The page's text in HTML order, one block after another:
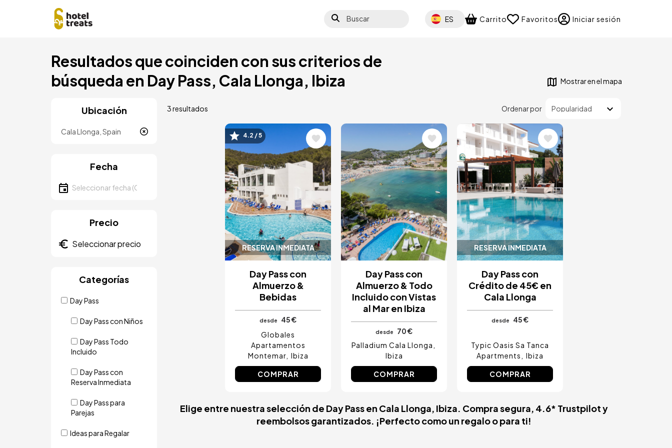
Buscar Select your language
ES Carrito Favoritos Iniciar sesión
Resultados que coinciden con sus criterios de
búsqueda en Day Pass, Cala Llonga, Ibiza
Mostrar en el mapa
Ubicación
Fecha
Seleccionar fecha
Precio
Categorías
Day Pass
Day Pass con Niños
Day Pass Todo
Incluido
Day Pass con
Reserva Inmediata
Day Pass para
Parejas
Ideas para Regalar
Ordenar por
3 resultados
RESERVA INMEDIATA
Image
4.2 / 5
Day Pass con
Almuerzo &
Bebidas
desde
45 €
Globales
Apartamentos
Montemar Ibiza
COMPRAR
Image
Day Pass con
Almuerzo & Todo
Incluido con Vistas
al Mar en Ibiza
desde
70 €
Palladium Cala Llonga
Ibiza
COMPRAR
RESERVA INMEDIATA
Image
Day Pass con
Crédito de 45€ en
Cala Llonga
desde 45 €
Typic Oasis Sa Tanca
Apartments
Ibiza
COMPRAR
Elige entre nuestra selección de Day Pass en Cala Llonga, Ibiza. Compra segura, 4.6* Trustpilot y
reembolsos garantizados. ¡Perfecto como un regalo o para ti!